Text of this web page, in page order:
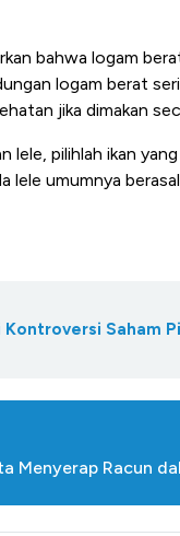
bahwa logam
logam berat
jika dimakan
pilihlah ikan
lele umumnya
Saham
Menyerap Racun